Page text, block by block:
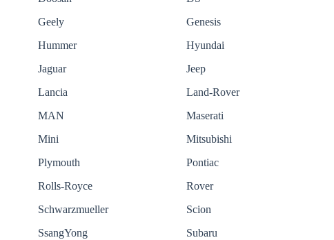
Geely Genesis
Hummer Hyundai
Jaguar Jeep
Lancia Land-Rover
MAN Maserati
Mini Mitsubishi
Plymouth Pontiac
Rolls-Royce Rover
Schwarzmueller Scion
SsangYong Subaru